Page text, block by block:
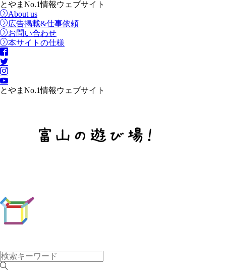
とやまNo.1情報ウェブサイト
About us
広告掲載&仕事依頼
お問い合わせ
本サイトの仕様
とやまNo.1情報ウェブサイト